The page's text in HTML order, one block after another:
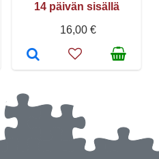
14 päivän sisällä
16,00 €